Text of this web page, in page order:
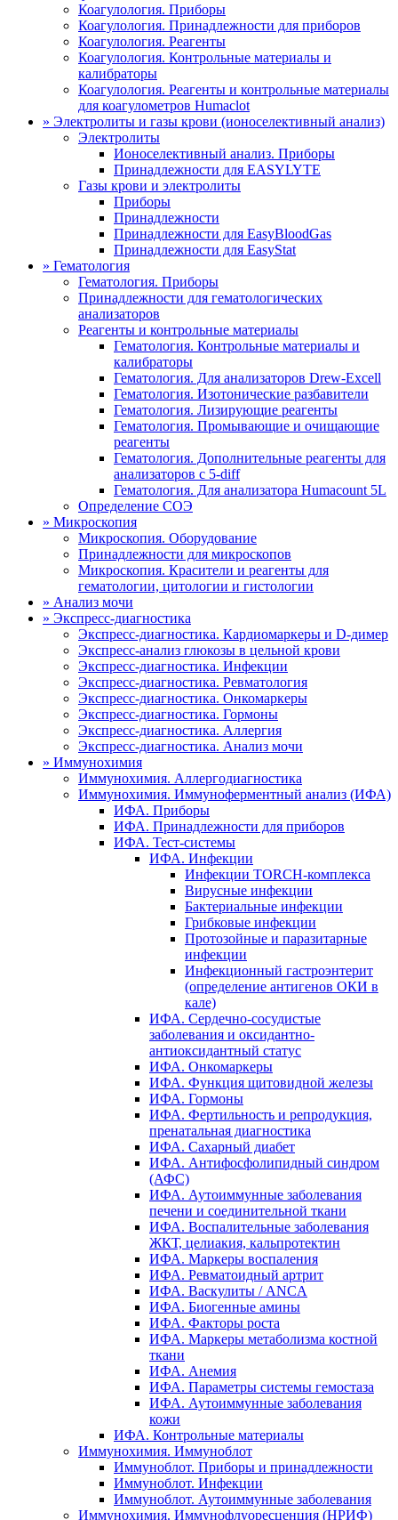
Коагулология. Приборы
Коагулология. Принадлежности для приборов
Коагулология. Реагенты
Коагулология. Контрольные материалы и
калибраторы
Коагулология. Реагенты и контрольные материалы
для коагулометров Humaclot
» Электролиты и газы крови (ионоселективный анализ)
Электролиты
Ионоселективный анализ. Приборы
Принадлежности для EASYLYTE
Газы крови и электролиты
Приборы
Принадлежности
Принадлежности для EasyBloodGas
Принадлежности для EasyStat
» Гематология
Гематология. Приборы
Принадлежности для гематологических
анализаторов
Реагенты и контрольные материалы
Гематология. Контрольные материалы и
калибраторы
Гематология. Для анализаторов Drew-Excell
Гематология. Изотонические разбавители
Гематология. Лизирующие реагенты
Гематология. Промывающие и очищающие
реагенты
Гематология. Дополнительные реагенты для
анализаторов с 5-diff
Гематология. Для анализатора Humacount 5L
Определение СОЭ
» Микроскопия
Микроскопия. Оборудование
Принадлежности для микроскопов
Микроскопия. Красители и реагенты для
гематологии, цитологии и гистологии
» Анализ мочи
» Экспресс-диагностика
Экспресс-диагностика. Кардиомаркеры и D-димер
Экспресс-анализ глюкозы в цельной крови
Экспресс-диагностика. Инфекции
Экспресс-диагностика. Ревматология
Экспресс-диагностика. Онкомаркеры
Экспресс-диагностика. Гормоны
Экспресс-диагностика. Аллергия
Экспресс-диагностика. Анализ мочи
» Иммунохимия
Иммунохимия. Аллергодиагностика
Иммунохимия. Иммуноферментный анализ (ИФА)
ИФА. Приборы
ИФА. Принадлежности для приборов
ИФА. Тест-системы
ИФА. Инфекции
Инфекции TORCH-комплекса
Вирусные инфекции
Бактериальные инфекции
Грибковые инфекции
Протозойные и паразитарные
инфекции
Инфекционный гастроэнтерит
(определение антигенов ОКИ в
кале)
ИФА. Сердечно-сосудистые
заболевания и оксидантно-
антиоксидантный статус
ИФА. Онкомаркеры
ИФА. Функция щитовидной железы
ИФА. Гормоны
ИФА. Фертильность и репродукция,
пренатальная диагностика
ИФА. Сахарный диабет
ИФА. Антифосфолипидный синдром
(АФС)
ИФА. Аутоиммунные заболевания
печени и соединительной ткани
ИФА. Воспалительные заболевания
ЖКТ, целиакия, кальпротектин
ИФА. Маркеры воспаления
ИФА. Ревматоидный артрит
ИФА. Васкулиты / ANCA
ИФА. Биогенные амины
ИФА. Факторы роста
ИФА. Маркеры метаболизма костной
ткани
ИФА. Анемия
ИФА. Параметры системы гемостаза
ИФА. Аутоиммунные заболевания
кожи
ИФА. Контрольные материалы
Иммунохимия. Иммуноблот
Иммуноблот. Приборы и принадлежности
Иммуноблот. Инфекции
Иммуноблот. Аутоиммунные заболевания
Иммунохимия. Иммунофлуоресценция (НРИФ)